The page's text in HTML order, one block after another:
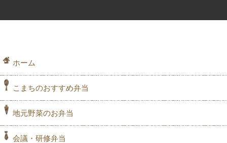
ホーム
こまちのおすすめ弁当
地元野菜のお弁当
会議・研修弁当